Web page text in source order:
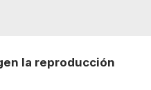
la reproducción